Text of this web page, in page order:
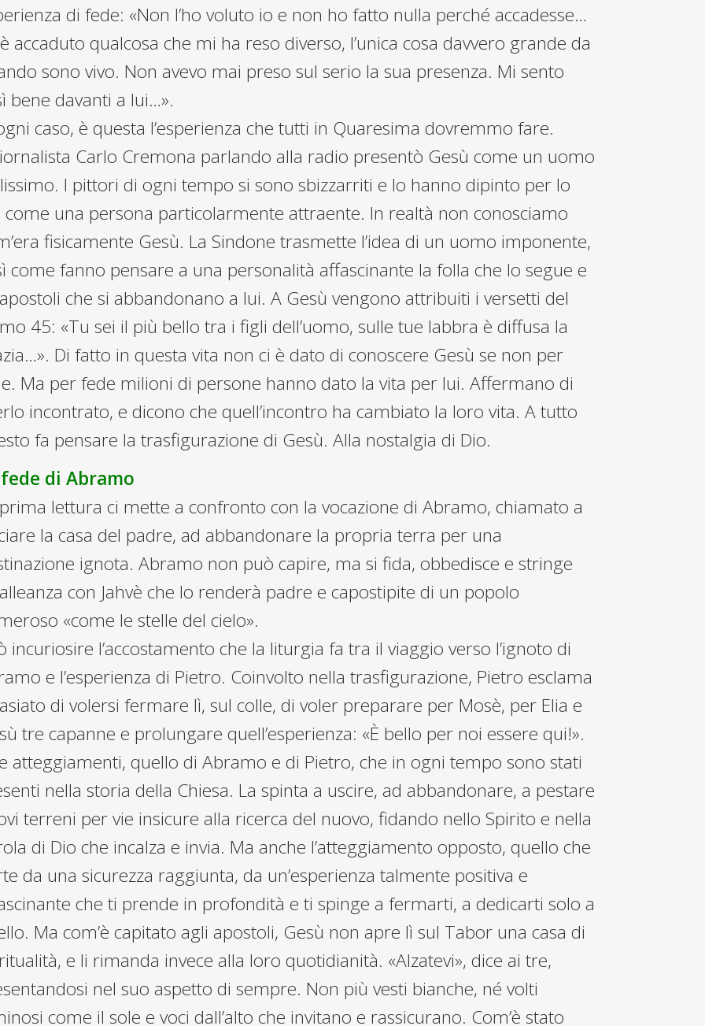
di fede: «Non l’ho voluto io e non ho fatto nulla perché accadesse…
accaduto qualcosa che mi ha reso diverso, l’unica cosa davvero grande da
sono vivo. Non avevo mai preso sul serio la sua presenza. Mi sento
bene davanti a lui…».
caso, è questa l’esperienza che tutti in Quaresima dovremmo fare.
Carlo Cremona parlando alla radio presentò Gesù come un uomo
I pittori di ogni tempo si sono sbizzarriti e lo hanno dipinto per lo
come una persona particolarmente attraente. In realtà non conosciamo
fisicamente Gesù. La Sindone trasmette l’idea di un uomo imponente,
come fanno pensare a una personalità affascinante la folla che lo segue e
che si abbandonano a lui. A Gesù vengono attribuiti i versetti del
45: «Tu sei il più bello tra i figli dell’uomo, sulle tue labbra è diffusa la
Di fatto in questa vita non ci è dato di conoscere Gesù se non per
Ma per fede milioni di persone hanno dato la vita per lui. Affermano di
incontrato, e dicono che quell’incontro ha cambiato la loro vita. A tutto
fa pensare la trasfigurazione di Gesù. Alla nostalgia di Dio.
di Abramo
lettura ci mette a confronto con la vocazione di Abramo, chiamato a
la casa del padre, ad abbandonare la propria terra per una
ignota. Abramo non può capire, ma si fida, obbedisce e stringe
con Jahvè che lo renderà padre e capostipite di un popolo
«come le stelle del cielo».
incuriosire l’accostamento che la liturgia fa tra il viaggio verso l’ignoto di
e l’esperienza di Pietro. Coinvolto nella trasfigurazione, Pietro esclama
di volersi fermare lì, sul colle, di voler preparare per Mosè, per Elia e
tre capanne e prolungare quell’esperienza: «È bello per noi essere qui!».
atteggiamenti, quello di Abramo e di Pietro, che in ogni tempo sono stati
nella storia della Chiesa. La spinta a uscire, ad abbandonare, a pestare
terreni per vie insicure alla ricerca del nuovo, fidando nello Spirito e nella
di Dio che incalza e invia. Ma anche l’atteggiamento opposto, quello che
da una sicurezza raggiunta, da un’esperienza talmente positiva e
che ti prende in profondità e ti spinge a fermarti, a dedicarti solo a
Ma com’è capitato agli apostoli, Gesù non apre lì sul Tabor una casa di
e li rimanda invece alla loro quotidianità. «Alzatevi», dice ai tre,
nel suo aspetto di sempre. Non più vesti bianche, né volti
come il sole e voci dall’alto che invitano e rassicurano. Com’è stato